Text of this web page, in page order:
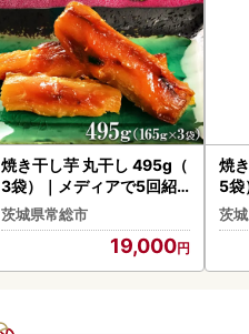
焼き干し芋 丸干し 495g（
3袋）｜メディアで5回紹
介 茨城県産 紅はるか 濃厚
甘い 高糖度 天星極
茨城県常総市
19,000
焼
5袋
介
甘
茨